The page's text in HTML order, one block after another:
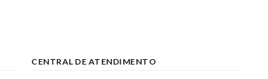
CENTRAL DE ATENDIMENTO